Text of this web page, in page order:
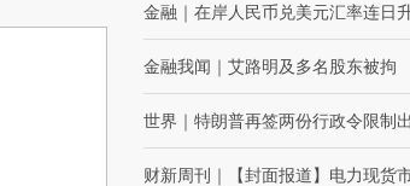
金融 ｜ 在岸人民币兑美元汇率连日
金融我闻 ｜ 艾路明及多名股东被拘
世界 ｜ 特朗普再签两份行政令限制
财新周刊 ｜ 【封面报道】电力现货